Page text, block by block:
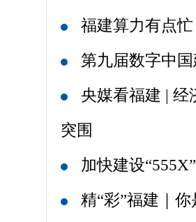
福建算力有点忙
第九届数字中
央媒看福建 | 经
突围
加快建设
精“彩”福建｜